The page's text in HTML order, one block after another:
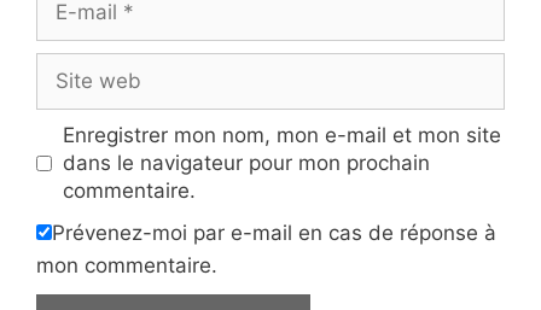
mail
web
Enregistrer mon nom, mon e-mail et mon site
dans le navigateur pour mon prochain
commentaire.
Prévenez-moi par e-mail en cas de réponse à
mon commentaire.